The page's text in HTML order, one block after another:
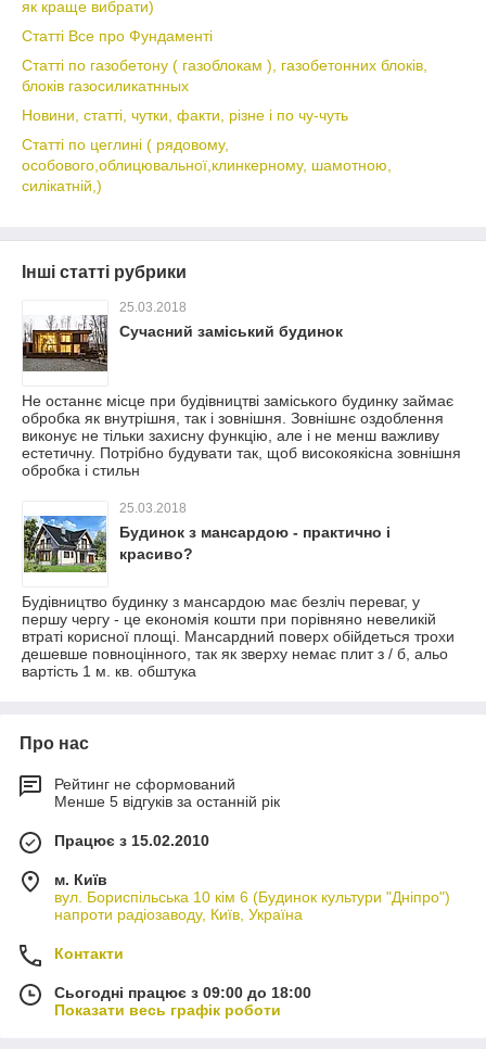
як краще вибрати)
Статті Все про Фундаменті
Статті по газобетону ( газоблокам ), газобетонних блоків,
блоків газосиликатнных
Новини, статті, чутки, факти, різне і по чу-чуть
Статті по цеглині ( рядовому,
особового,облицювальної,клинкерному, шамотною,
силікатній,)
Інші статті рубрики
25.03.2018
Сучасний заміський будинок
Не останнє місце при будівництві заміського будинку займає
обробка як внутрішня, так і зовнішня. Зовнішнє оздоблення
виконує не тільки захисну функцію, але і не менш важливу
естетичну. Потрібно будувати так, щоб високоякісна зовнішня
обробка і стильн
25.03.2018
Будинок з мансардою - практично і
красиво?
Будівництво будинку з мансардою має безліч переваг, у
першу чергу - це економія кошти при порівняно невеликій
втраті корисної площі. Мансардний поверх обійдеться трохи
дешевше повноцінного, так як зверху немає плит з / б, альо
вартість 1 м. кв. обштука
Про нас
Рейтинг не сформований
Менше 5 відгуків за останній рік
Працює з 15.02.2010
м. Київ
вул. Бориспільська 10 кім 6 (Будинок культури "Дніпро")
напроти радіозаводу, Київ, Україна
Контакти
Сьогодні працює з 09:00 до 18:00
Показати весь графік роботи